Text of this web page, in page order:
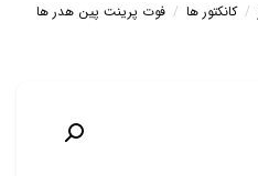
/ کانکتور ها / فوت پرینت پین هدر ها